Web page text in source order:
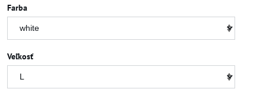
Farba
Veľkosť